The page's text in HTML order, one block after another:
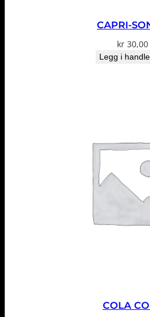
CAPRI-
kr30,00
Legg i
COLA